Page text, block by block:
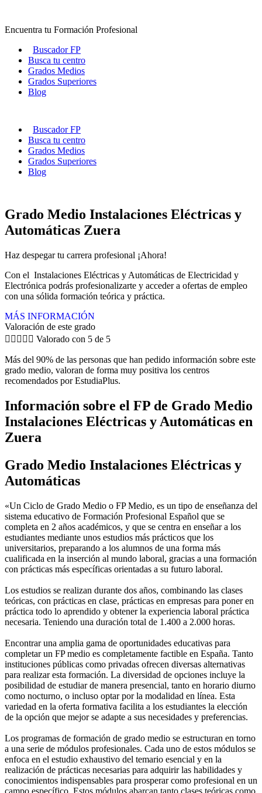
contenido
Encuentra tu Formación Profesional
Buscador FP
Busca tu centro
Grados Medios
Grados Superiores
Blog
Buscador FP
Busca tu centro
Grados Medios
Grados Superiores
Blog
Grado Medio Instalaciones Eléctricas y
Automáticas Zuera
Haz despegar tu carrera profesional ¡Ahora!
Con el Instalaciones Eléctricas y Automáticas de Electricidad y
Electrónica podrás profesionalizarte y acceder a ofertas de empleo
con una sólida formación teórica y práctica.
MÁS INFORMACIÓN
Valoración de este grado
     Valorado con 5 de 5
Más del 90% de las personas que han pedido información sobre este
grado medio, valoran de forma muy positiva los centros
recomendados por EstudiaPlus.
Información sobre el FP de Grado Medio
Instalaciones Eléctricas y Automáticas en
Zuera
Grado Medio Instalaciones Eléctricas y
Automáticas
«Un Ciclo de Grado Medio o FP Medio, es un tipo de enseñanza del
sistema educativo de Formación Profesional Español que se
completa en 2 años académicos, y que se centra en enseñar a los
estudiantes mediante unos estudios más prácticos que los
universitarios, preparando a los alumnos de una forma más
cualificada en la inserción al mundo laboral, gracias a una formación
con prácticas más específicas orientadas a su futuro laboral.
Los estudios se realizan durante dos años, combinando las clases
teóricas, con prácticas en clase, prácticas en empresas para poner en
práctica todo lo aprendido y obtener la experiencia laboral práctica
necesaria. Teniendo una duración total de 1.400 a 2.000 horas.
Encontrar una amplia gama de oportunidades educativas para
completar un FP medio es completamente factible en España. Tanto
instituciones públicas como privadas ofrecen diversas alternativas
para realizar esta formación. La diversidad de opciones incluye la
posibilidad de estudiar de manera presencial, tanto en horario diurno
como nocturno, o incluso optar por la modalidad en línea. Esta
variedad en la oferta formativa facilita a los estudiantes la elección
de la opción que mejor se adapte a sus necesidades y preferencias.
Los programas de formación de grado medio se estructuran en torno
a una serie de módulos profesionales. Cada uno de estos módulos se
enfoca en el estudio exhaustivo del temario esencial y en la
realización de prácticas necesarias para adquirir las habilidades y
conocimientos indispensables para prosperar como profesional en un
campo específico. Estos módulos abarcan tanto clases teóricas como